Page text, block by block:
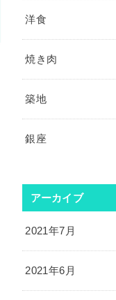
洋食
焼き肉
築地
銀座
アーカイブ
2021年7月
2021年6月